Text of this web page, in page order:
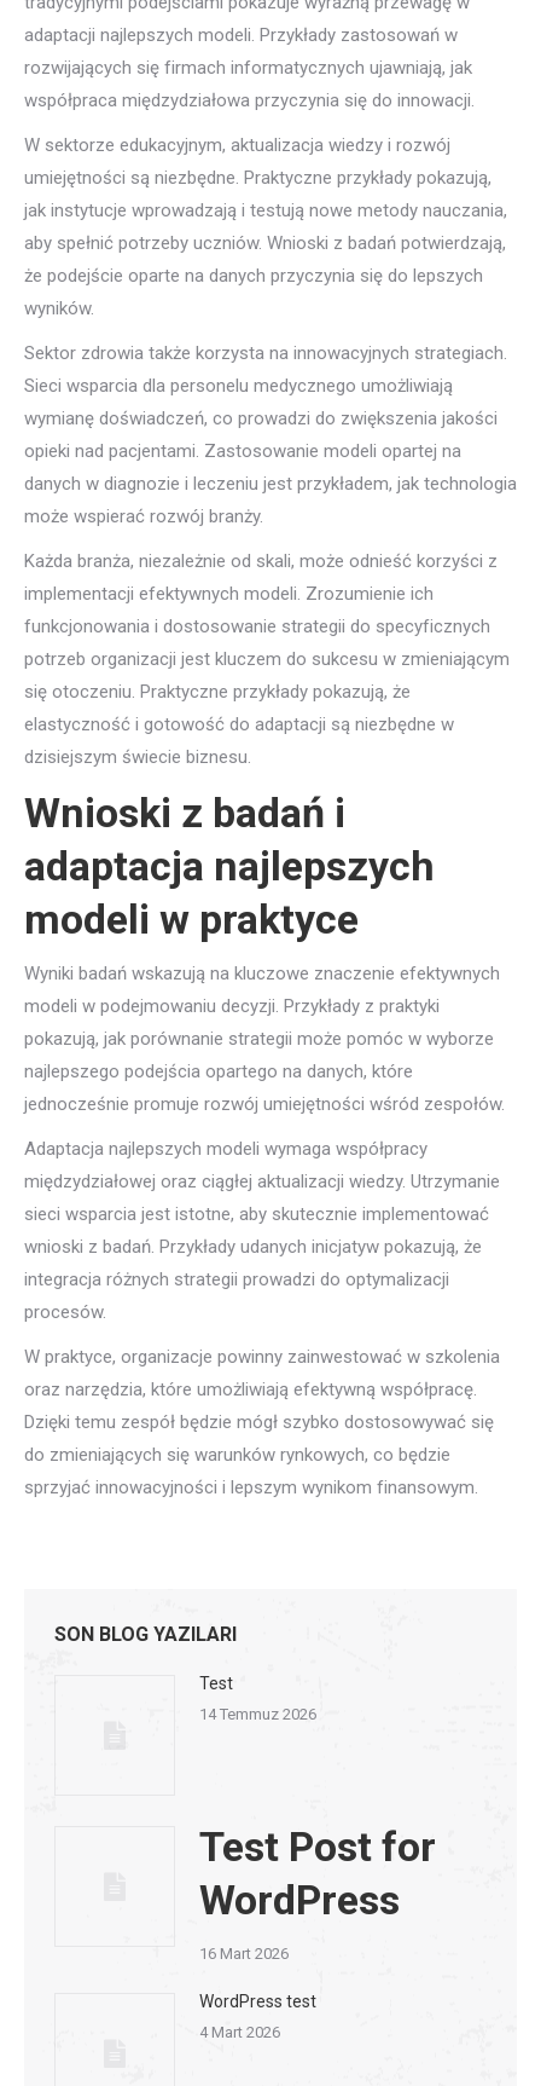
adaptacji najlepszych modeli. Przykłady zastosowań w
rozwijających się firmach informatycznych ujawniają, jak
współpraca międzydziałowa przyczynia się do innowacji.
W sektorze edukacyjnym, aktualizacja wiedzy i rozwój
umiejętności są niezbędne. Praktyczne przykłady pokazują,
jak instytucje wprowadzają i testują nowe metody nauczania,
aby spełnić potrzeby uczniów. Wnioski z badań potwierdzają,
że podejście oparte na danych przyczynia się do lepszych
wyników.
Sektor zdrowia także korzysta na innowacyjnych strategiach.
Sieci wsparcia dla personelu medycznego umożliwiają
wymianę doświadczeń, co prowadzi do zwiększenia jakości
opieki nad pacjentami. Zastosowanie modeli opartej na
danych w diagnozie i leczeniu jest przykładem, jak technologia
może wspierać rozwój branży.
Każda branża, niezależnie od skali, może odnieść korzyści z
implementacji efektywnych modeli. Zrozumienie ich
funkcjonowania i dostosowanie strategii do specyficznych
potrzeb organizacji jest kluczem do sukcesu w zmieniającym
się otoczeniu. Praktyczne przykłady pokazują, że
elastyczność i gotowość do adaptacji są niezbędne w
dzisiejszym świecie biznesu.
Wnioski z badań i
adaptacja najlepszych
modeli w praktyce
Wyniki badań wskazują na kluczowe znaczenie efektywnych
modeli w podejmowaniu decyzji. Przykłady z praktyki
pokazują, jak porównanie strategii może pomóc w wyborze
najlepszego podejścia opartego na danych, które
jednocześnie promuje rozwój umiejętności wśród zespołów.
Adaptacja najlepszych modeli wymaga współpracy
międzydziałowej oraz ciągłej aktualizacji wiedzy. Utrzymanie
sieci wsparcia jest istotne, aby skutecznie implementować
wnioski z badań. Przykłady udanych inicjatyw pokazują, że
integracja różnych strategii prowadzi do optymalizacji
procesów.
W praktyce, organizacje powinny zainwestować w szkolenia
oraz narzędzia, które umożliwiają efektywną współpracę.
Dzięki temu zespół będzie mógł szybko dostosowywać się
do zmieniających się warunków rynkowych, co będzie
sprzyjać innowacyjności i lepszym wynikom finansowym.
SON BLOG YAZILARI
Test
14 Temmuz 2026
Test Post for
WordPress
16 Mart 2026
WordPress test
4 Mart 2026